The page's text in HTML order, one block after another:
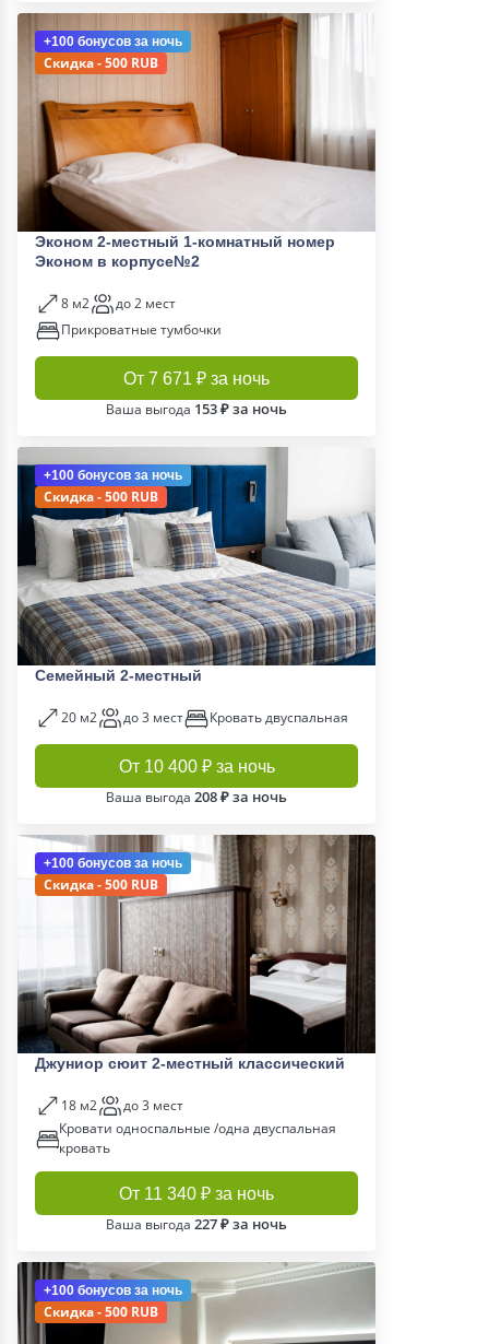
+100 бонусов за ночь
Скидка - 500 RUB
Эконом 2-местный 1-комнатный номер
Эконом в корпусе№2
8 м2
до 2 мест
Прикроватные тумбочки
От 7 671 ₽ за ночь
Ваша выгода 153 ₽ за ночь
+100 бонусов за ночь
Скидка - 500 RUB
Семейный 2-местный
20 м2 до 3 мест Кровать двуспальная
От 10 400 ₽ за ночь
Ваша выгода 208 ₽ за ночь
+100 бонусов за ночь
Скидка - 500 RUB
Джуниор сюит 2-местный классический
18 м2
до 3 мест
Кровати односпальные /одна двуспальная
кровать
От 11 340 ₽ за ночь
Ваша выгода 227 ₽ за ночь
+100 бонусов за ночь
Скидка - 500 RUB